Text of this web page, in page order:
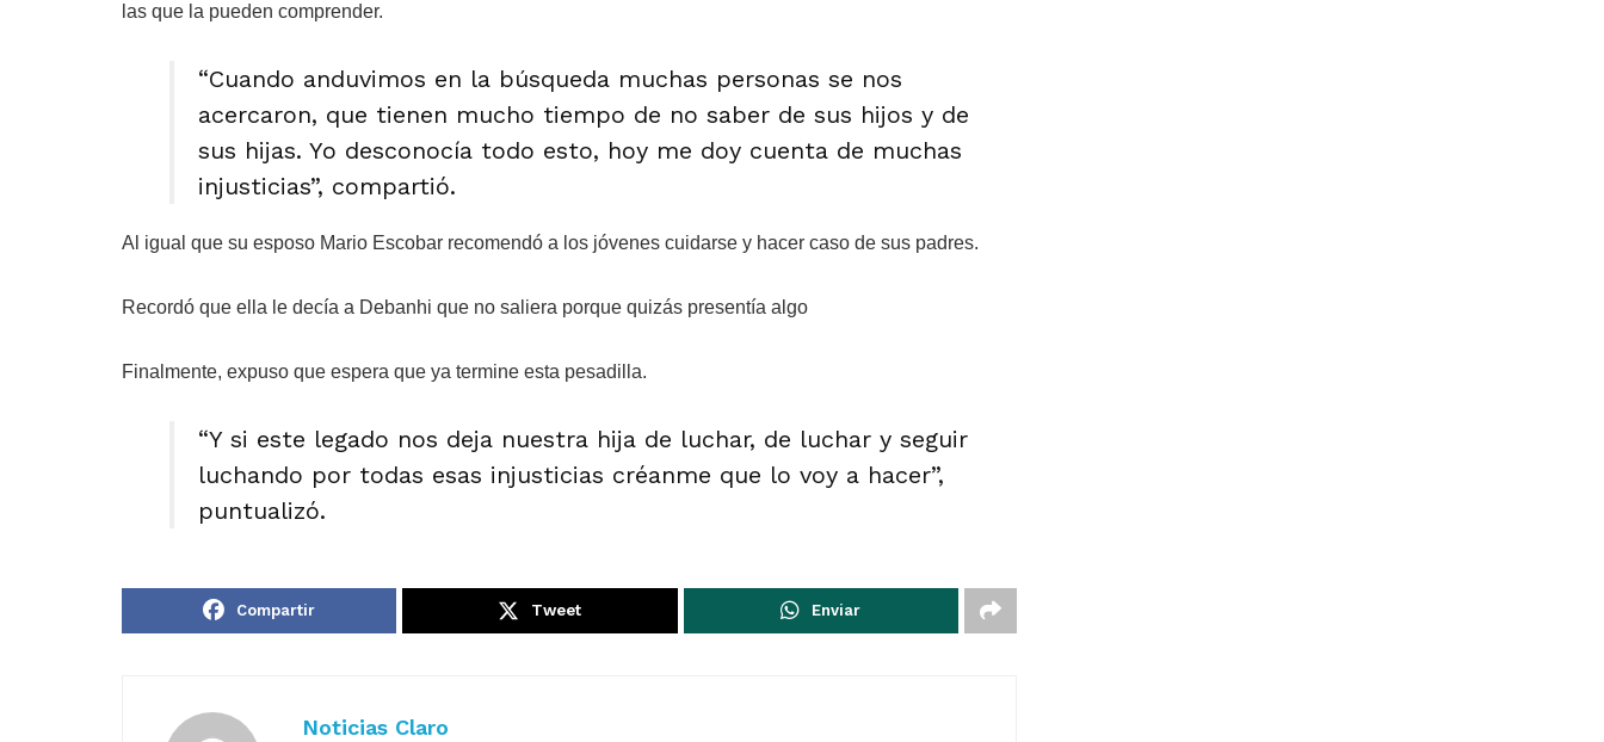
las que la pueden comprender.
“Cuando anduvimos en la búsqueda muchas personas se nos
acercaron, que tienen mucho tiempo de no saber de sus hijos y de
sus hijas. Yo desconocía todo esto, hoy me doy cuenta de muchas
injusticias”, compartió.
Al igual que su esposo Mario Escobar recomendó a los jóvenes cuidarse y hacer caso de sus padres.
Recordó que ella le decía a Debanhi que no saliera porque quizás presentía algo
Finalmente, expuso que espera que ya termine esta pesadilla.
“Y si este legado nos deja nuestra hija de luchar, de luchar y seguir
luchando por todas esas injusticias créanme que lo voy a hacer”,
puntualizó.
Compartir Tweet Enviar
Noticias Claro